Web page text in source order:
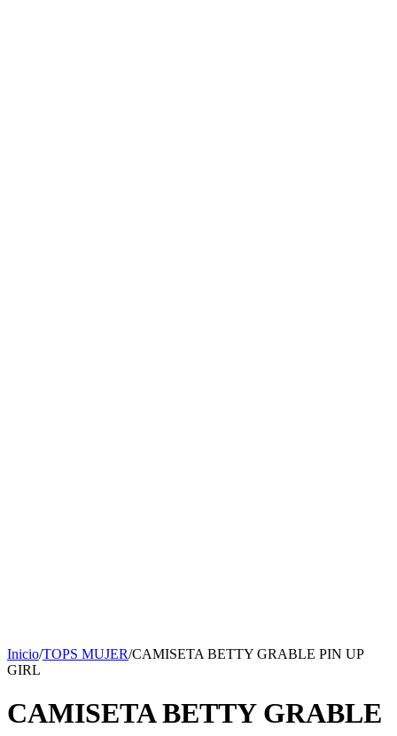
Inicio/TOPS MUJER/CAMISETA BETTY GRABLE PIN UP
GIRL
CAMISETA BETTY GRABLE